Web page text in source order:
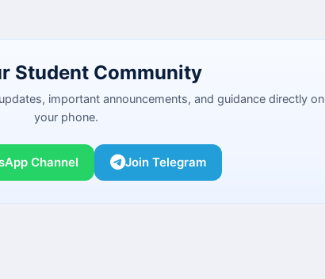
Student Community
important announcements, and guidance directly on
your phone.
Channel Join Telegram